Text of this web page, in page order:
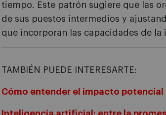
tiempo. Este patrón sugiere que las
de sus puestos intermedios y
que incorporan las capacidades de
TAMBIÉN PUEDE INTERESARTE:
Cómo entender el impacto potencial